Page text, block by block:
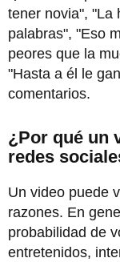
tener novia", "La
palabras", "Eso
peores que la
"Hasta a él le
comentarios.
¿Por qué un
redes
Un video puede
razones. En
probabilidad de
entretenidos,